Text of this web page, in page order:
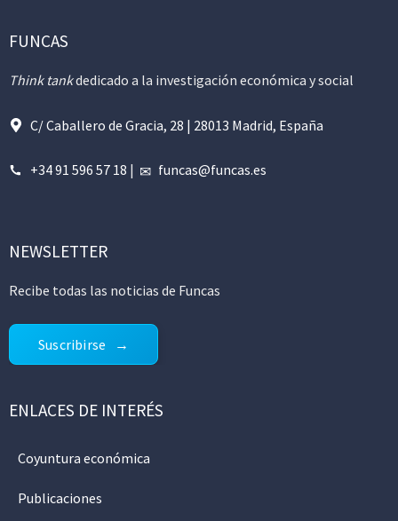
FUNCAS
Think tankdedicado a la investigación económica y social
C/ Caballero de Gracia, 28 | 28013 Madrid, España
+34 91 596 57 18 | funcas@funcas.es
NEWSLETTER
Recibe todas las noticias de Funcas
Suscribirse
ENLACES DE INTERÉS
Coyuntura económica
Publicaciones